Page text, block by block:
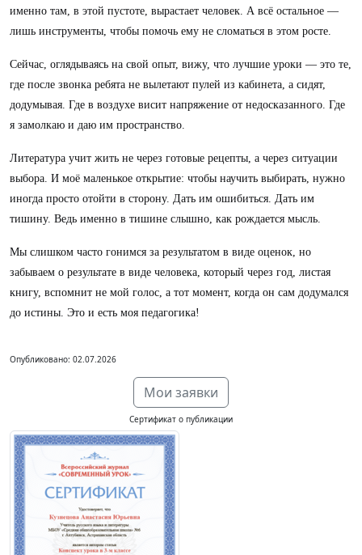
именно там, в этой пустоте, вырастает человек. А всё остальное —
лишь инструменты, чтобы помочь ему не сломаться в этом росте.
Сейчас, оглядываясь на свой опыт, вижу, что лучшие уроки — это те,
где после звонка ребята не вылетают пулей из кабинета, а сидят,
додумывая. Где в воздухе висит напряжение от недосказанного. Где
я замолкаю и даю им пространство.
Литература учит жить не через готовые рецепты, а через ситуации
выбора. И моё маленькое открытие: чтобы научить выбирать, нужно
иногда просто отойти в сторону. Дать им ошибиться. Дать им
тишину. Ведь именно в тишине слышно, как рождается мысль.
Мы слишком часто гонимся за результатом в виде оценок, но
забываем о результате в виде человека, который через год, листая
книгу, вспомнит не мой голос, а тот момент, когда он сам додумался
до истины. Это и есть моя педагогика!
Опубликовано: 02.07.2026
Мои заявки
Сертификат о публикации